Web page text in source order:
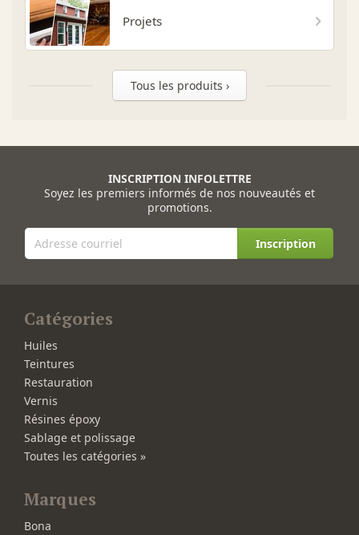
Projets
Tous les produits ›
INSCRIPTION INFOLETTRE
Soyez les premiers informés de nos nouveautés et
promotions.
Inscription
Catégories
Huiles
Teintures
Restauration
Vernis
Résines époxy
Sablage et polissage
Toutes les catégories »
Marques
Bona